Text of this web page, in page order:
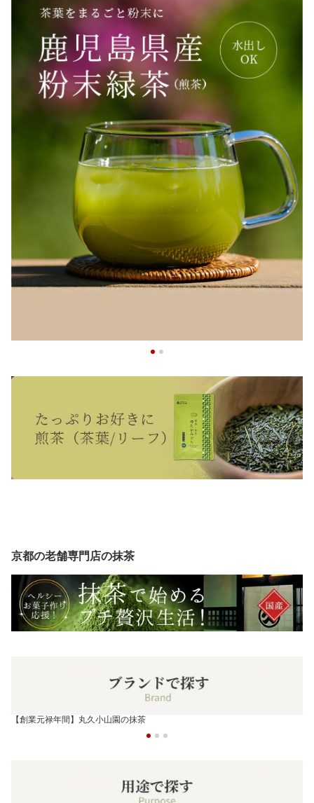
京都の老舗専門店の抹茶
【創業元禄年間】丸久小山園の抹茶